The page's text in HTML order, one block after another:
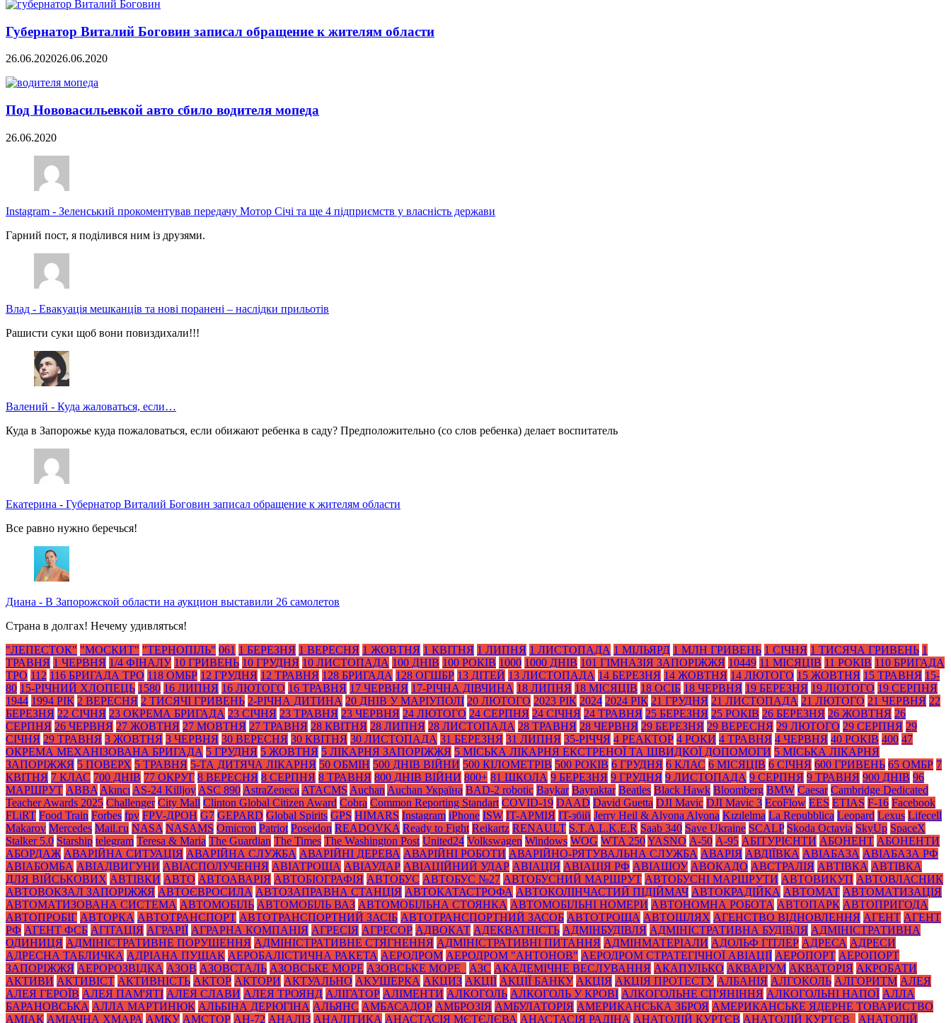
Губернатор Виталий Боговин записал обращение к жителям области
26.06.202026.06.2020
Под Нововасильевкой авто сбило водителя мопеда
26.06.2020
Instagram - Зеленський прокоментував передачу Мотор Січі та ще 4 підприємств у власність держави
Гарний пост, я поділився ним із друзями.
Влад - Евакуація мешканців та нові поранені – наслідки прильотів
Рашисти суки щоб вони повиздихали!!!
Валений - Куда жаловаться, если…
Куда в Запорожье куда пожаловаться, если обижают ребенка в саду? Предположительно (со слов ребенка) делает воспитатель
Екатерина - Губернатор Виталий Боговин записал обращение к жителям области
Все равно нужно беречься!
Диана - В Запорожской области на аукцион выставили 26 самолетов
Страна в долгах! Нечему удивляться!
"ЛЕПЕСТОК" "МОСКИТ" "ТЕРНОПІЛЬ" 061 1 БЕРЕЗНЯ 1 ВЕРЕСНЯ 1 ЖОВТНЯ 1 КВІТНЯ 1 ЛИПНЯ 1 ЛИСТОПАДА 1 МІЛЬЯРД 1 МЛН ГРИВЕНЬ 1 СІЧНЯ 1 ТИСЯЧА ГРИВЕНЬ 1
ТРАВНЯ 1 ЧЕРВНЯ 1/4 ФІНАЛУ 10 ГРИВЕНЬ 10 ГРУДНЯ 10 ЛИСТОПАДА 100 ДНІВ 100 РОКІВ 1000 1000 ДНІВ 101 ГІМНАЗІЯ ЗАПОРІЖЖЯ 10449 11 МІСЯЦІВ 11 РОКІВ 110 БРИГАДА
ТРО 112 116 БРИГАДА ТРО 118 ОМБР 12 ГРУДНЯ 12 ТРАВНЯ 128 БРИГАДА 128 ОГШБР 13 ДІТЕЙ 13 ЛИСТОПАДА 14 БЕРЕЗНЯ 14 ЖОВТНЯ 14 ЛЮТОГО 15 ЖОВТНЯ 15 ТРАВНЯ 15-
80 15-РІЧНИЙ ХЛОПЕЦЬ 1580 16 ЛИПНЯ 16 ЛЮТОГО 16 ТРАВНЯ 17 ЧЕРВНЯ 17-РІЧНА ДІВЧИНА 18 ЛИПНЯ 18 МІСЯЦІВ 18 ОСІБ 18 ЧЕРВНЯ 19 БЕРЕЗНЯ 19 ЛЮТОГО 19 СЕРПНЯ
1944 1994 РІК 2 ВЕРЕСНЯ 2 ТИСЯЧІ ГРИВЕНЬ 2-РІЧНА ДИТИНА 20 ДНІВ У МАРІУПОЛІ 20 ЛЮТОГО 2023 РІК 2024 2024 РІК 21 ГРУДНЯ 21 ЛИСТОПАДА 21 ЛЮТОГО 21 ЧЕРВНЯ 22
БЕРЕЗНЯ 22 СІЧНЯ 23 ОКРЕМА БРИГАДА 23 СІЧНЯ 23 ТРАВНЯ 23 ЧЕРВНЯ 24 ЛЮТОГО 24 СЕРПНЯ 24 СІЧНЯ 24 ТРАВНЯ 25 БЕРЕЗНЯ 25 РОКІВ 26 БЕРЕЗНЯ 26 ЖОВТНЯ 26
СЕРПНЯ 26 ЧЕРВНЯ 27 ЖОВТНЯ 27 МОВТНЯ 27 ТРАВНЯ 28 КВІТНЯ 28 ЛИПНЯ 28 ЛИСТОПАДА 28 ТРАВНЯ 28 ЧЕРВНЯ 29 БЕРЕЗНЯ 29 ВЕРЕСНЯ 29 ЛЮТОГО 29 СЕРПНЯ 29
СІЧНЯ 29 ТРАВНЯ 3 ЖОВТНЯ 3 ЧЕРВНЯ 30 ВЕРЕСНЯ 30 КВІТНЯ 30 ЛИСТОПАДА 31 БЕРЕЗНЯ 31 ЛИПНЯ 35-РІЧЧЯ 4 РЕАКТОР 4 РОКИ 4 ТРАВНЯ 4 ЧЕРВНЯ 40 РОКІВ 400 47
ОКРЕМА МЕХАНІЗОВАНА БРИГАДА 5 ГРУДНЯ 5 ЖОВТНЯ 5 ЛІКАРНЯ ЗАПОРІЖЖЯ 5 МІСЬКА ЛІКАРНЯ ЕКСТРЕНОЇ ТА ШВИДКОЇ ДОПОМОГИ 5 МІСЬКА ЛІКАРНЯ
ЗАПОРІЖЖЯ 5 ПОВЕРХ 5 ТРАВНЯ 5-ТА ДИТЯЧА ЛІКАРНЯ 50 ОБМІН 500 ДНІВ ВІЙНИ 500 КІЛОМЕТРІВ 500 РОКІВ 6 ГРУДНЯ 6 КЛАС 6 МІСЯЦІВ 6 СІЧНЯ 600 ГРИВЕНЬ 65 ОМБР 7
КВІТНЯ 7 КЛАС 700 ДНІВ 77 ОКРУГ 8 ВЕРЕСНЯ 8 СЕРПНЯ 8 ТРАВНЯ 800 ДНІВ ВІЙНИ 800+ 81 ШКОЛА 9 БЕРЕЗНЯ 9 ГРУДНЯ 9 ЛИСТОПАДА 9 СЕРПНЯ 9 ТРАВНЯ 900 ДНІВ 96
МАРШРУТ ABBA Akıncı AS-24 Killjoy ASC 890 AstraZeneca ATACMS Auchan Auchan Україна BAD-2 robotic Baykar Bayraktar Beatles Black Нawk Bloomberg BMW Caesar Cambridge Dedicated
Teacher Awards 2025 Challenger City Mall Clinton Global Citizen Award Cobra Common Reporting Standart COVID-19 DAAD David Guetta DJI Mavic DJI Mavic 3 EcoFlow EES ETIAS F-16 Facebook
FLiRT Food Train Forbes fpv FPV-ДРОН G7 GEPARD Global Spirits GPS HIMARS Instagram iPhone ISW IT-АРМІЯ IT-збій Jerry Heil & Alyona Alyona Kızılelma La Repubblica Leopard Lexus Lifecell
Makarov Mercedes Mаil.гu NASA NASAMS Omicron Patriot Poseidon READOVKA Ready to Fight Reikartz RENAULT S.T.A.L.K.E.R Saab 340 Save Ukraine SCALP Skoda Octavia SkyUp SpaceX
Stalker 5.0 Starship telegram Teresa & Maria The Guardian The Times The Washington Post United24 Volkswagen Windows WOG WTA 250YASNO А-50 А-95 АБІТУРІЄНТИ АБОНЕНТ АБОНЕНТИ
АБОРДАЖ АВАРІЙНА СИТУАЦІЯ АВАРІЙНА СЛУЖБА АВАРІЙНІ ДЕРЕВА АВАРІЙНІ РОБОТИ АВАРІЙНО-РЯТУВАЛЬНА СЛУЖБА АВАРІЯ АВДІЇВКА АВІАБАЗА АВІАБАЗА РФ
АВІАБОМБА АВІАДВИГУНИ АВІАСПОЛУЧЕННЯ АВІАТРОЩА АВІАУДАР АВІАЦІЙНИЙ УДАР АВІАЦІЯ АВІАЦІЯ РФ АВІАШОУ АВОКАДО АВСТРАЛІЯ АВТІВКА АВТІВКА
ДЛЯ ВІЙСЬКОВИХ АВТІВКИ АВТО АВТОАВАРІЯ АВТОБІОГРАФІЯ АВТОБУС АВТОБУС №27 АВТОБУСНИЙ МАРШРУТ АВТОБУСНІ МАРШРУТИ АВТОВИКУП АВТОВЛАСНИК
АВТОВОКЗАЛ ЗАПОРІЖЖЯ АВТОЄВРОСИЛА АВТОЗАПРАВНА СТАНЦІЯ АВТОКАТАСТРОФА АВТОКОЛІНЧАСТИЙ ПІДІЙМАЧ АВТОКРАДІЙКА АВТОМАТ АВТОМАТИЗАЦІЯ
АВТОМАТИЗОВАНА СИСТЕМА АВТОМОБІЛЬ АВТОМОБІЛЬ ВАЗ АВТОМОБІЛЬНА СТОЯНКА АВТОМОБІЛЬНІ НОМЕРИ АВТОНОМНА РОБОТА АВТОПАРК АВТОПРИГОДА
АВТОПРОБІГ АВТОРКА АВТОТРАНСПОРТ АВТОТРАНСПОРТНИЙ ЗАСІБ АВТОТРАНСПОРТНИЙ ЗАСОБ АВТОТРОЩА АВТОШЛЯХ АГЕНСТВО ВІДНОВЛЕННЯ АГЕНТ АГЕНТ
РФ АГЕНТ ФСБ АГІТАЦІЯ АГРАРІЇ АГРАРНА КОМПАНІЯ АГРЕСІЯ АГРЕСОР АДВОКАТ АДЕКВАТНІСТЬ АДМІНБУДІВЛЯ АДМІНІСТРАТИВНА БУДІВЛЯ АДМІНІСТРАТИВНА
ОДИНИЦЯ АДМІНІСТРАТИВНЕ ПОРУШЕННЯ АДМІНІСТРАТИВНЕ СТЯГНЕННЯ АДМІНІСТРАТИВНІ ПИТАННЯ АДМІНМАТЕРІАЛИ АДОЛЬФ ГІТЛЕР АДРЕСА АДРЕСИ
АДРЕСНА ТАБЛИЧКА АДРІАНА ПУЩАК АЕРОБАЛІСТИЧНА РАКЕТА АЕРОДРОМ АЕРОДРОМ "АНТОНОВ" АЕРОДРОМ СТРАТЕГІЧНОЇ АВІАЦІЇ АЕРОПОРТ АЕРОПОРТ
ЗАПОРІЖЖЯ АЕРОРОЗВІДКА АЗОВ АЗОВСТАЛЬ АЗОВСЬКЕ МОРЕ АЗОВСЬКЕ МОРЕ_ АЗС АКАДЕМІЧНЕ ВЕСЛУВАННЯ АКАПУЛЬКО АКВАРІУМ АКВАТОРІЯ АКРОБАТИ
АКТИВИ АКТИВІСТ АКТИВНІСТЬ АКТОР АКТОРИ АКТУАЛЬНО АКУШЕРКА АКЦИЗ АКЦІЇ АКЦІЇ БАНКУ АКЦІЯ АКЦІЯ ПРОТЕСТУ АЛБАНІЯ АЛГОКОЛЬ АЛГОРИТМ АЛЕЯ
АЛЕЯ ГЕРОЇВ АЛЕЯ ПАМ'ЯТІ АЛЕЯ СЛАВИ АЛЕЯ ТРОЯНД АЛІГАТОР АЛІМЕНТИ АЛКОГОЛЬ АЛКОГОЛЬ У КРОВІ АЛКОГОЛЬНЕ СП'ЯНІННЯ АЛКОГОЛЬНІ НАПОЇ АЛЛА
БАРАНОВСЬКА АЛЛА МАРТИНЮК АЛЬБІНА ДЕРЮГІНА АЛЬЯНС АМБАСАДОР АМБРОЗІЯ АМБУЛАТОРІЯ АМЕРИКАНСЬКА ЗБРОЯ АМЕРИКАНСЬКЕ ЯДЕРНЕ ТОВАРИСТВО
АМІАК АМІАЧНА ХМАРА АМКУ АМСТОР АН-72 АНАЛІЗ АНАЛІТИКА АНАСТАСІЯ МЄТЄЛЄВА АНАСТАСІЯ РАДІНА АНАТОЛІЙ КУРТЄВ АНАТОЛІЙ КУРТЄВ_ АНАТОЛІЙ